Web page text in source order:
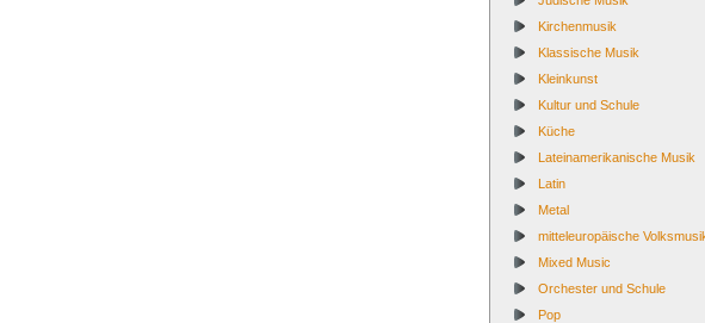
Kirchenmusik
Klassische Musik
Kleinkunst
Kultur und Schule
Küche
Lateinamerikanische Musik
Latin
Metal
mitteleuropäische
Mixed Music
Orchester und Schule
Pop